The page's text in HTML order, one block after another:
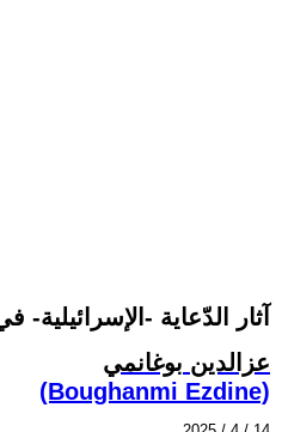
آثار الدّعاية -
عزالدين بوغانمي
(Boughanmi Ezdine)